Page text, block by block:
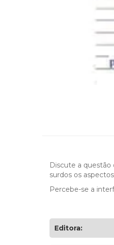
Discute a
surdos os
Percebe-se a
Editora: